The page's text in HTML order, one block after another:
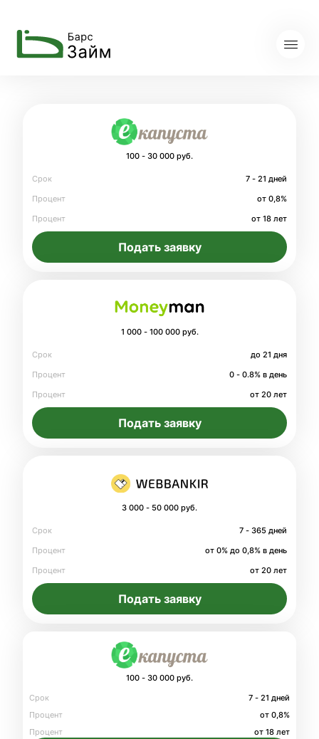
100 - 30 000 руб.
Срок
7 - 21 дней
Процент
от 0,8%
Процент
от 18 лет
Подать заявку
1 000 - 100 000 руб.
Срок
до 21 дня
Процент
0 - 0.8% в день
Процент
от 20 лет
Подать заявку
3 000 - 50 000 руб.
Срок
7 - 365 дней
Процент
от 0% до 0,8% в день
Процент
от 20 лет
Подать заявку
100 - 30 000 руб.
Срок
7 - 21 дней
Процент
от 0,8%
Процент
от 18 лет